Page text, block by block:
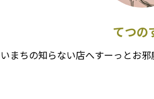
てつの
まちの知らない店へすーっとお